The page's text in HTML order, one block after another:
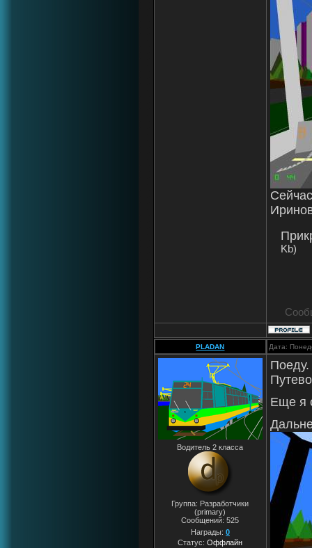
Kb)
PLADAN Дата:
Водитель 2 класса
Группа: Разработчики
(primary)
Сообщений:525
Награды: 0
Статус:Оффлайн
Поеду.
Еще я